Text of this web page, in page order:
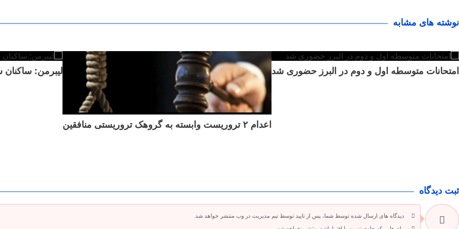
نوشته های مشابه
امتحانات متوسطه اول و دوم در البرز حضوری شد
اعدام ۲ تروریست وابسته به گروهک تروریستی منافقین
لیبرمن: ساکنان شمال
ثبت دیدگاه
دیدگاه های ارسال شده توسط شما، پس از تایید توسط تیم مدیریت در وب منتشر خواهد شد.